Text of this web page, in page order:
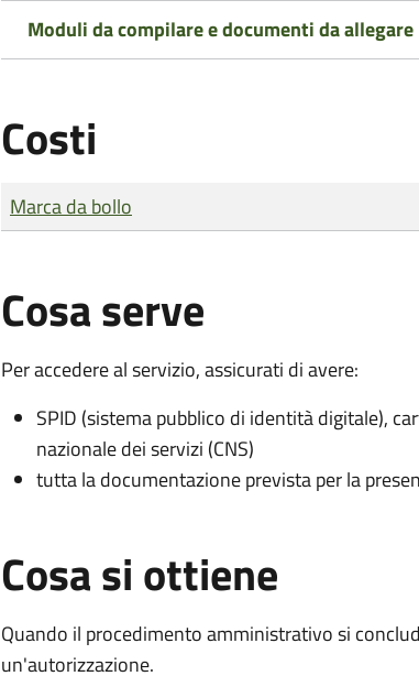
Moduli da compilare e documenti da allegare
Costi
Tipo di pagamento
Importo
Marca da bollo
Cosa serve
Per accedere al servizio, assicurati di avere:
SPID (sistema pubblico di identità digitale),
nazionale dei servizi (CNS)
tutta la documentazione prevista per la
Cosa si ottiene
Quando il procedimento amministrativo si
un'autorizzazione.